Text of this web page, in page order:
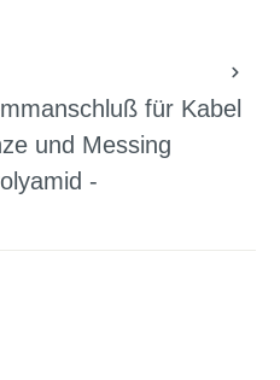
für Kabel
und Messing
-